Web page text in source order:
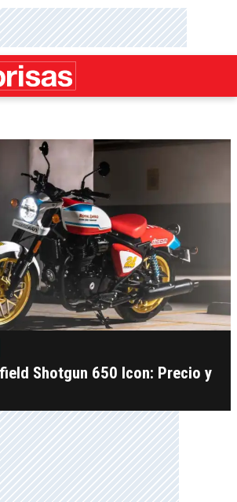
Shotgun 650 Icon: Precio y